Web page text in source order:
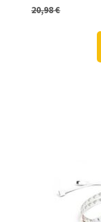
20,98€